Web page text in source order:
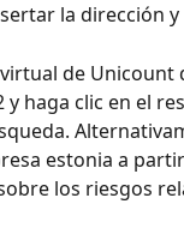
la dirección
de
y haga clic en el
estonia a
los riesgos